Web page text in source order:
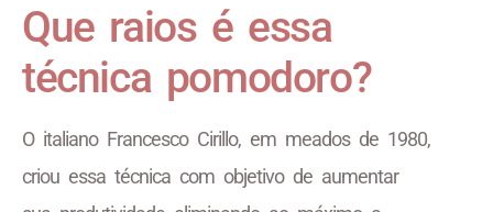
Que raios é essa
técnica pomodoro?
O italiano Francesco Cirillo, em meados de 1980,
criou essa técnica com objetivo de aumentar